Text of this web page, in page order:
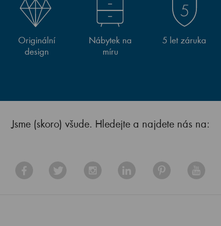
Originální
design
Nábytek na
míru
5 let záruka
Jsme (skoro) všude. Hledejte a najdete nás na: